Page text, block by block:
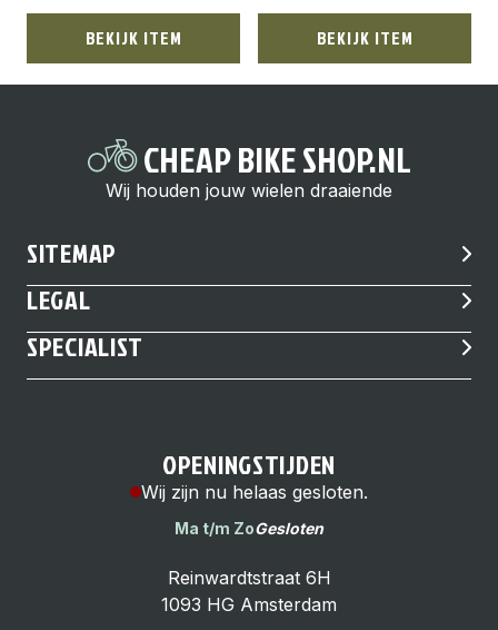
BEKIJK ITEM BEKIJK ITEM
CHEAP BIKE SHOP.NL
Wij houden jouw wielen draaiende
SITEMAP
LEGAL
SPECIALIST
OPENINGSTIJDEN
Wij zijn nu helaas gesloten.
Ma t/m ZoGesloten
Reinwardtstraat 6H
1093 HG Amsterdam